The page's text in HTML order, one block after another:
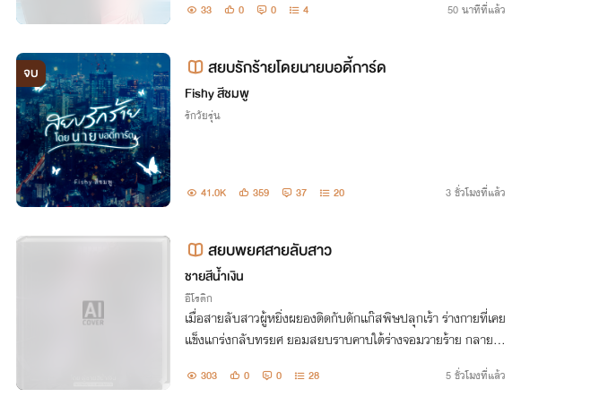
ให้เรือนี้คว่ำลงแน่!
33 0 0 4 50 นาทีที่แล้ว
จบ สยบรักร้ายโดยนายบอดี้การ์ด
Fishy สีชมพู
รักวัยรุ่น
41.0K 359 37 20 3 ชั่วโมงที่แล้ว
สยบพยศสายลับสาว
ชายสีน้ำเงิน
อีโรติก
เมื่อสายลับสาวผู้หยิ่งผยองติดกับดักแก๊สพิษปลุกเร้า ร่างกายที่เคย
แข็งแกร่งกลับทรยศ ยอมสยบราบคาบใต้ร่างจอมวายร้าย กลายเป็
303 0 0 28 5 ชั่วโมงที่แล้ว